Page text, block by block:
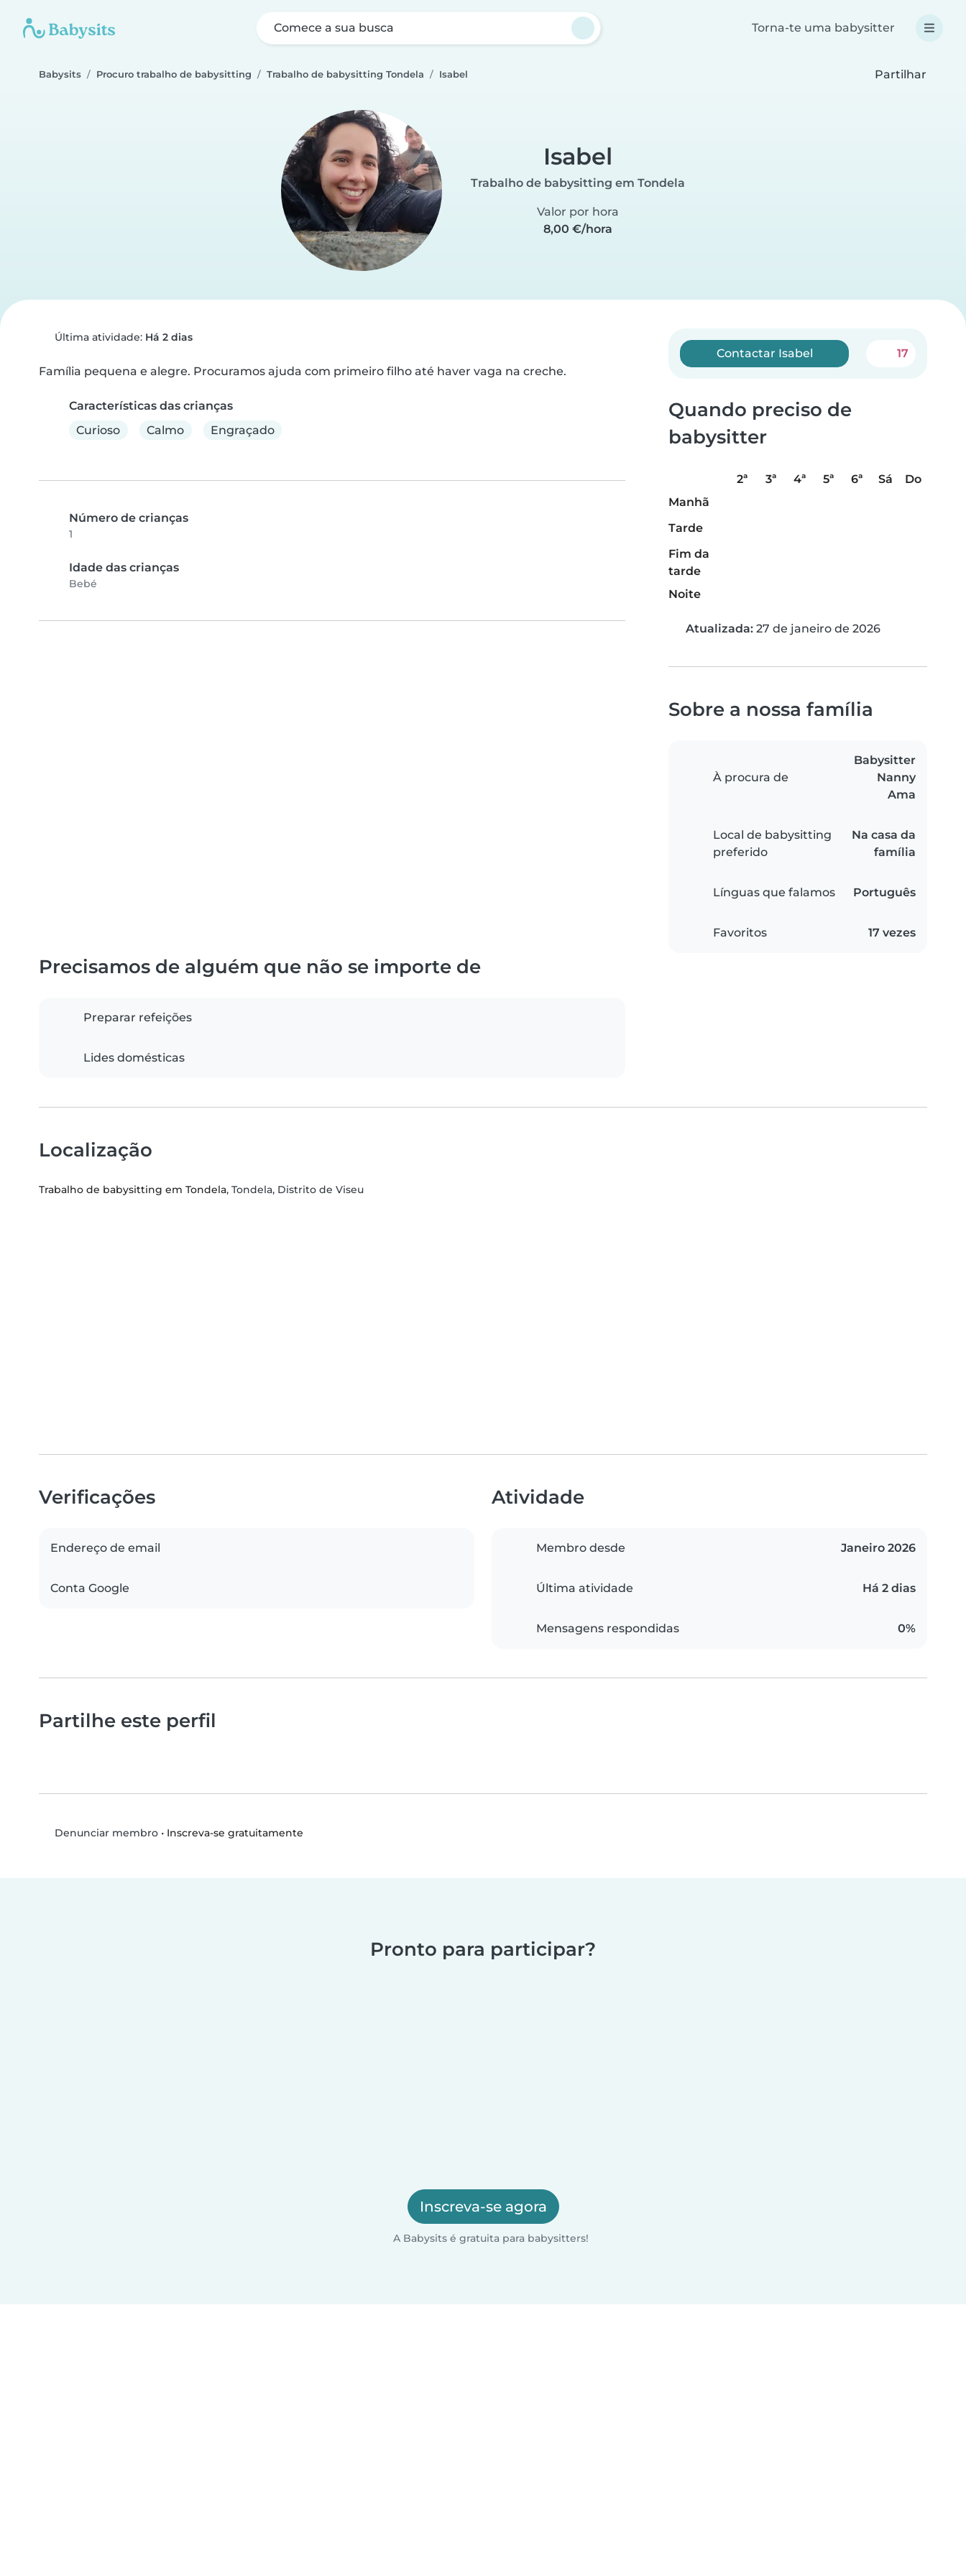
Comece a sua busca Torna-te uma babysitter
Babysits Procuro trabalho de babysitting Trabalho de babysitting Tondela Isabel Partilhar
Isabel
Trabalho de babysitting em Tondela
Valor por hora
8,00 €/hora
Última atividade: Há 2 dias
Família pequena e alegre. Procuramos ajuda com primeiro filho até haver vaga na creche.
Características das crianças
Curioso
Calmo Engraçado
Número de crianças
1
Idade das crianças
Bebé
Contactar Isabel 17
Quando preciso de
babysitter
2ª 3ª 4ª 5ª 6ª Sá
Do
Manhã
Tarde
Fim da
tarde
Noite
Atualizada: 27 de janeiro de 2026
Sobre a nossa família
À procura de
Babysitter
Nanny
Ama
Local de babysitting
preferido
Na casa da
família
Línguas que falamos Português
Favoritos 17 vezes
Precisamos de alguém que não se importe de
Preparar refeições
Lides domésticas
Localização
Trabalho de babysitting em Tondela, Tondela, Distrito de Viseu
Verificações
Endereço de email
Conta Google
Atividade
Membro desde Janeiro 2026
Última atividade Há 2 dias
Mensagens respondidas 0%
Partilhe este perfil
Denunciar membro• Inscreva-se gratuitamente
Pronto para participar?
Inscreva-se agora
A Babysits é gratuita para babysitters!